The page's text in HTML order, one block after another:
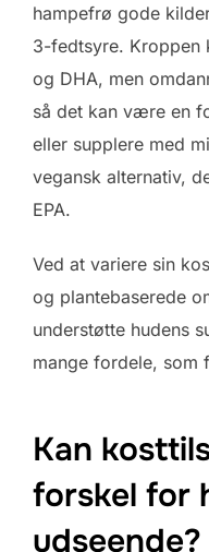
hampefrø gode
3-fedtsyre. Kroppen
og DHA, men
så det kan være en
eller supplere med
vegansk alternativ,
EPA.
Ved at variere sin
og plantebaserede
understøtte hudens
mange fordele, som
Kan
forskel for
udseende?